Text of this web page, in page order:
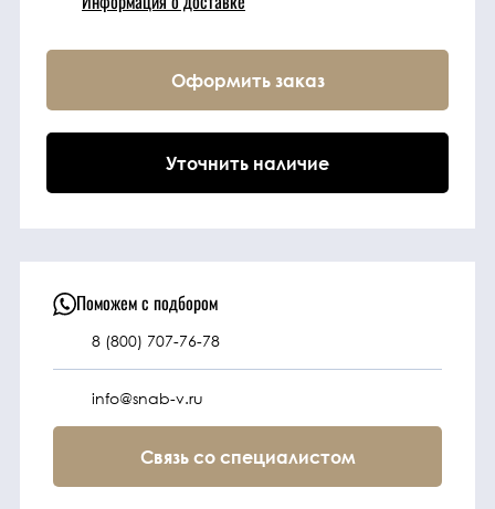
элементы
Ходовые части
Электрическая
Под заказ
Оформить заказ
Уточнить наличие
Поможем с подбором
8 (800) 707-76-78
info@snab-v.ru
Связь со специалистом